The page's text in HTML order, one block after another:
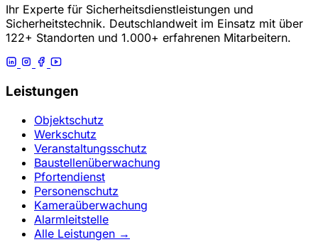
Ihr Experte für Sicherheitsdienstleistungen und
Sicherheitstechnik. Deutschlandweit im Einsatz mit über
122+ Standorten und 1.000+ erfahrenen Mitarbeitern.
Leistungen
Objektschutz
Werkschutz
Veranstaltungsschutz
Baustellenüberwachung
Pfortendienst
Personenschutz
Kameraüberwachung
Alarmleitstelle
Alle Leistungen →